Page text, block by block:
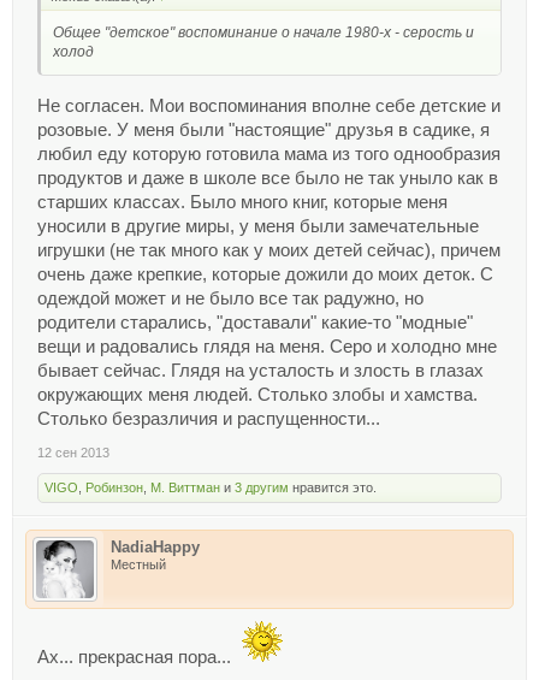
Общее "детское" воспоминание о начале 1980-х - серость и
холод
Не согласен. Мои воспоминания вполне себе детские и
розовые. У меня были "настоящие" друзья в садике, я
любил еду которую готовила мама из того однообразия
продуктов и даже в школе все было не так уныло как в
старших классах. Было много книг, которые меня
уносили в другие миры, у меня были замечательные
игрушки (не так много как у моих детей сейчас), причем
очень даже крепкие, которые дожили до моих деток. С
одеждой может и не было все так радужно, но
родители старались, "доставали" какие-то "модные"
вещи и радовались глядя на меня. Серо и холодно мне
бывает сейчас. Глядя на усталость и злость в глазах
окружающих меня людей. Столько злобы и хамства.
Столько безразличия и распущенности...
12 сен 2013
VIGO Робинзон М. Виттман и 3 другим нравится это.
NadiaHappy
Местный
Ах... прекрасная пора...